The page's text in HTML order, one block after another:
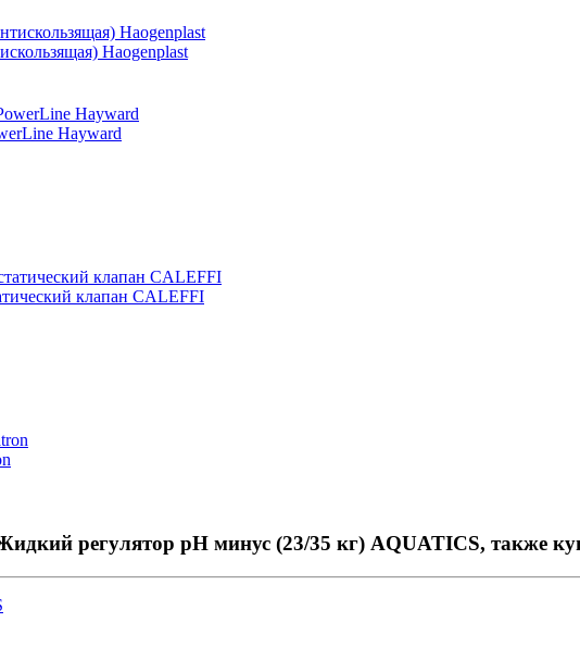
Haogenplast
Hayward
клапан CALEFFI
регулятор рН минус (23/35 кг) AQUATICS, также